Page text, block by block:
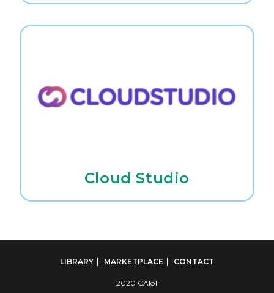
Cloud Studio
LIBRARY MARKETPLACE CONTACT
2020 CAIoT